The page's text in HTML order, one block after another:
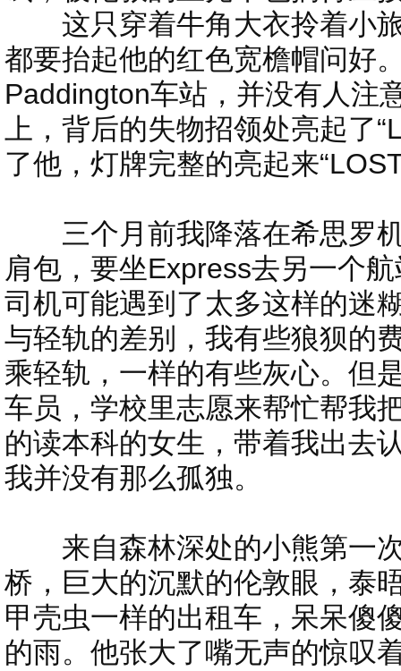
这只穿着牛角大衣拎着小旅
都要抬起他的红色宽檐帽问好
Paddington车站，并没有人注
上，背后的失物招领处亮起了
了他，灯牌完整的亮起来
三个月前我降落在希思罗机
肩包，要坐Express去另一个
司机可能遇到了太多这样的迷
与轻轨的差别，我有些狼狈的
乘轻轨，一样的有些灰心。但
车员，学校里志愿来帮忙帮我
的读本科的女生，带着我出去
我并没有那么孤独。
来自森林深处的小熊第一次
桥，巨大的沉默的伦敦眼，泰
甲壳虫一样的出租车，呆呆傻
的雨。他张大了嘴无声的惊叹